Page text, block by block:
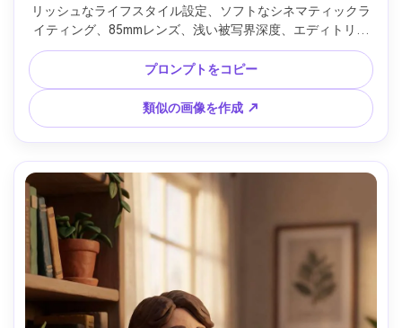
リッシュなライフスタイル設定、ソフトなシネマティックラ
イティング、85mmレンズ、浅い被写界深度、エディトリア
ル構図、自然な肌の質感 --ar 4:5
プロンプトをコピー
類似の画像を作成 ↗